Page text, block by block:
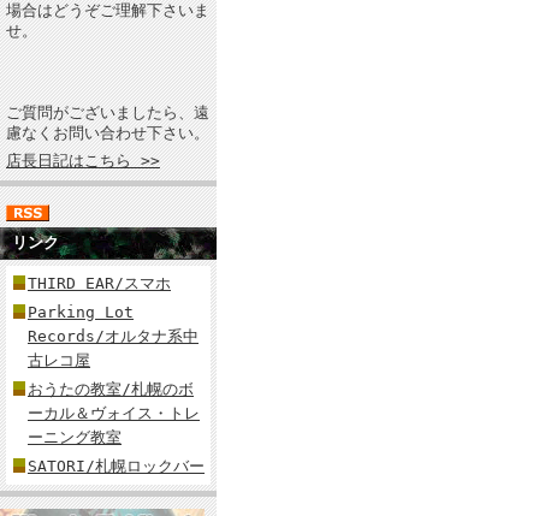
場合はどうぞご理解下さいま
せ。
ご質問がございましたら、遠
慮なくお問い合わせ下さい。
店長日記はこちら >>
リンク
THIRD EAR/スマホ
Parking Lot
Records/オルタナ系中
古レコ屋
おうたの教室/札幌のボ
ーカル＆ヴォイス・トレ
ーニング教室
SATORI/札幌ロックバー